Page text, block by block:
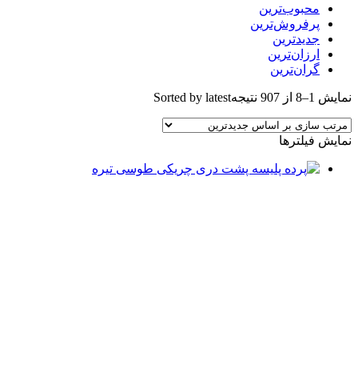
محبوب‌ترین
پرفروش‌ترین
جدیدترین
ارزان‌ترین
گران‌ترین
1–8 از 907 نتیجه Sorted by latest
فیلترها